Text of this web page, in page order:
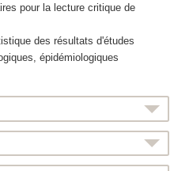
pour la lecture critique de
des résultats d'études
épidémiologiques